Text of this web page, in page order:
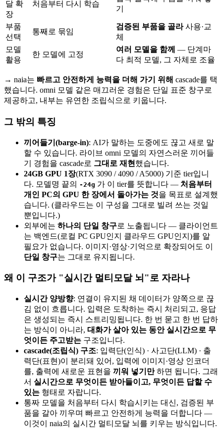
달 확
장
처음부터 다시 학습
기
부품
선택
통째로 묶임
검증된 부품을 골라사용·교
체
모델
활용
한 모델에 고정
여러 모델을 함께 — 단계마
다 최적 모델, 그 자체로 조율
→ naia는 빠르고 안전하게 능력을 더해 가기 위해 cascade를 택
했습니다. omni 모델 같은 매끄러운 경험은 단일 표준 창구로
제공하고, 내부는 유연한 조립식으로 키웁니다.
그 밖의 특징
끼어들기(barge-in): AI가 말하는 도중에도 끊고 새로 말
할 수 있습니다. 라이브 omni 모델의 자연스러운 끼어들
기 경험을 cascade로 그대로 재현 했습니다.
24GB GPU 1장(RTX 3090 / 4090 / A5000) 기준 tier입니
다. 모델명 끝의 -24g 가 이 tier를 뜻합니다 — 처음부터
개인 PC의 GPU 한 장에서 돌아가는 것을 목표로 설계했
습니다. (클라우드는 이 구성을 그대로 빌려 쓰는 것일
뿐입니다.)
외부에는 하나의 단일 창구로 노출됩니다 — 클라이언트
는 백엔드(로컬 PC GPU인지 클라우드 GPU인지)를 알
필요가 없습니다. 이미지·영상·기억으로 확장되어도 이
단일 창구는 그대로 유지됩니다.
왜 이 구조가 "실시간 멀티모달 뇌"로 자라나
실시간 양방향: 연결이 유지된 채 데이터가 양쪽으로 끊
김 없이 흐릅니다. 입력은 도착하는 즉시 처리되고, 응답
은 생성되는 즉시 스트리밍됩니다. 한 번 묻고 한 번 답하
는 방식이 아니라, 대화가 살아 있는 동안 실시간으로 무
엇이든 주고받는 구조입니다.
cascade(조립식) 구조: 입력단(인식) · 사고단(LLM) · 출
력단(표현)이 분리돼 있어, 입력에 이미지·영상 인코더
를, 출력에 새로운 표현을 끼워 넣기만하면 됩니다. 그래
서 실시간으로 무엇이든 받아들이고, 무엇이든 답할 수
있는 형태로 자랍니다.
통짜 모델을 처음부터 다시 학습시키는 대신, 검증된 부
품을 갈아 끼우며 빠르고 안전하게 능력을 더합니다 —
이것이 naia의 실시간 멀티모달 뇌를 키우는 방식입니다.